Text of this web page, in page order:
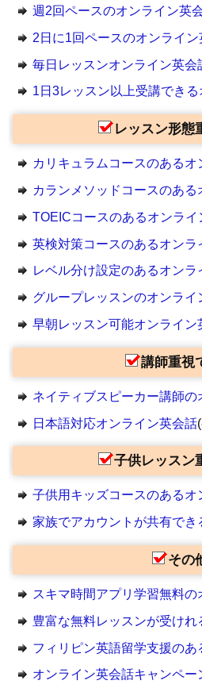
週2回ペースのオンライン英
2日に1回ペースのオンライン
毎日レッスンオンライン英会
1日3レッスン以上受講でき
レッスン形態
カリキュラムコースのあるオ
カランメソッドコースのあ
TOEICコースのあるオンライ
英検対策コースのあるオンラ
レベル分け設定のあるオンラ
グループレッスンのオンライ
早朝レッスン可能オンライン
講師重視
ネイティブスピーカー講師の
日本語対応オンライン英会話
子供レッスン
子供用キッズコースのあるオ
家族でアカウントが共有でき
その
スキマ時間アプリ学習無料
豊富な無料レッスンが受け
フィリピン英語留学支援の
オンライン英会話キャンペー